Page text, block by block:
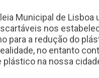
Municipal de
nos
para a redução do
no entanto
na nossa